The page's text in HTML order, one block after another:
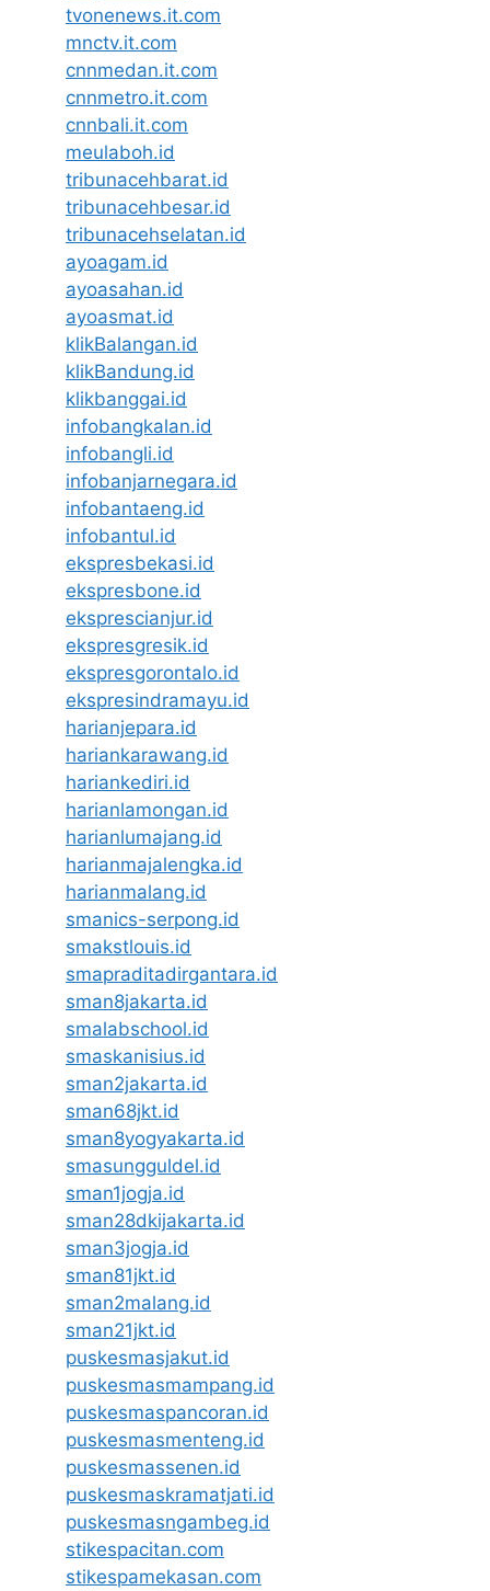
tvonenews.it.com
mnctv.it.com
cnnmedan.it.com
cnnmetro.it.com
cnnbali.it.com
meulaboh.id
tribunacehbarat.id
tribunacehbesar.id
tribunacehselatan.id
ayoagam.id
ayoasahan.id
ayoasmat.id
klikBalangan.id
klikBandung.id
klikbanggai.id
infobangkalan.id
infobangli.id
infobanjarnegara.id
infobantaeng.id
infobantul.id
ekspresbekasi.id
ekspresbone.id
eksprescianjur.id
ekspresgresik.id
ekspresgorontalo.id
ekspresindramayu.id
harianjepara.id
hariankarawang.id
hariankediri.id
harianlamongan.id
harianlumajang.id
harianmajalengka.id
harianmalang.id
smanics-serpong.id
smakstlouis.id
smapraditadirgantara.id
sman8jakarta.id
smalabschool.id
smaskanisius.id
sman2jakarta.id
sman68jkt.id
sman8yogyakarta.id
smasungguldel.id
sman1jogja.id
sman28dkijakarta.id
sman3jogja.id
sman81jkt.id
sman2malang.id
sman21jkt.id
puskesmasjakut.id
puskesmasmampang.id
puskesmaspancoran.id
puskesmasmenteng.id
puskesmassenen.id
puskesmaskramatjati.id
puskesmasngambeg.id
stikespacitan.com
stikespamekasan.com